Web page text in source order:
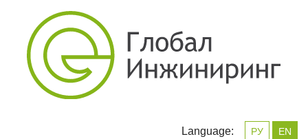
Language: РУ EN